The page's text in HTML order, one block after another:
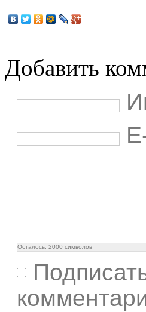
Добавить
Осталось: 2000 символов